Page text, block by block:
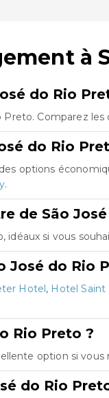
à
do Rio
Comparez
do Rio
options
.
de São
si vous
José do Rio
Hotel, Hotel Saint
Rio Preto ?
option si
do Rio